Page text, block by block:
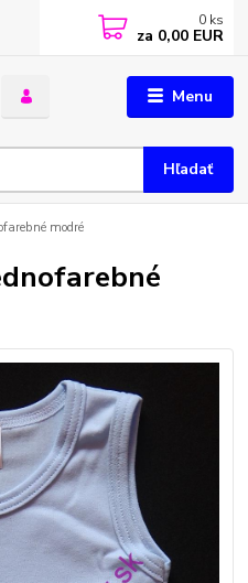
Menu
Hľadať
0 ks
za 0,00 EUR
modré